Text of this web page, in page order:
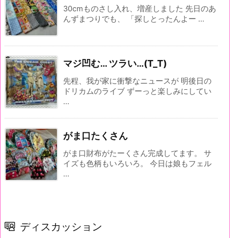
30cmものさし入れ、増産しました 先日のあ
んずまつりでも、 「探しとったんよー ...
マジ凹む… ツラい…(T_T)
先程、我が家に衝撃なニュースが 明後日の
ドリカムのライブ ずーっと楽しみにしてい
...
がま口たくさん
がま口財布がたーくさん完成してます。 サ
イズも色柄もいろいろ。 今日は娘もフェル
...
ディスカッション